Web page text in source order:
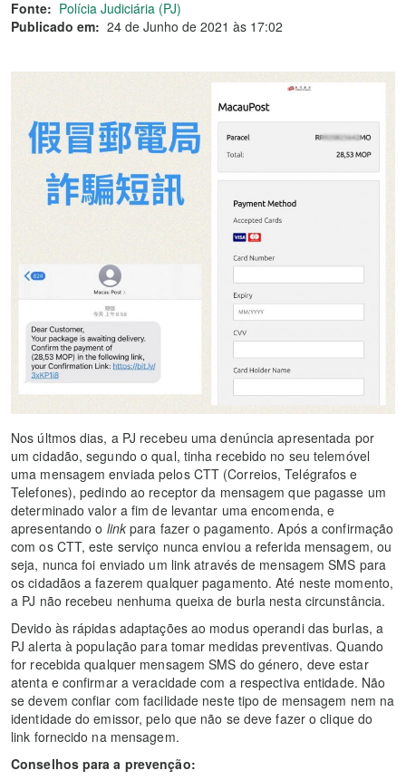
Fonte: Polícia Judiciária (PJ)
Publicado em: 24 de Junho de 2021 às 17:02
Nos últmos dias, a PJ recebeu uma denúncia apresentada por
um cidadão, segundo o qual, tinha recebido no seu telemóvel
uma mensagem enviada pelos CTT (Correios, Telégrafos e
Telefones), pedindo ao receptor da mensagem que pagasse um
determinado valor a fim de levantar uma encomenda, e
apresentando o linkpara fazer o pagamento. Após a confirmação
com os CTT, este serviço nunca enviou a referida mensagem, ou
seja, nunca foi enviado um link através de mensagem SMS para
os cidadãos a fazerem qualquer pagamento. Até neste momento,
a PJ não recebeu nenhuma queixa de burla nesta circunstância.
Devido às rápidas adaptações ao modus operandi das burlas, a
PJ alerta à população para tomar medidas preventivas. Quando
for recebida qualquer mensagem SMS do género, deve estar
atenta e confirmar a veracidade com a respectiva entidade. Não
se devem confiar com facilidade neste tipo de mensagem nem na
identidade do emissor, pelo que não se deve fazer o clique do
link fornecido na mensagem.
Conselhos para a prevenção: